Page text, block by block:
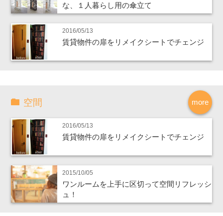
な、１人暮らし用の傘立て
2016/05/13
賃貸物件の扉をリメイクシートでチェンジ
more
空間
2016/05/13
賃貸物件の扉をリメイクシートでチェンジ
2015/10/05
ワンルームを上手に区切って空間リフレッシ
ュ！